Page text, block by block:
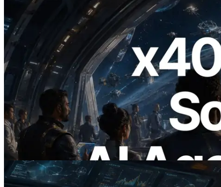
2026.07.04
ERPC lança Solana RPC com suporte a
x402 — A era em que agentes de IA
pagam sob demanda pelas APIs de que
precisam
Ler este artigo